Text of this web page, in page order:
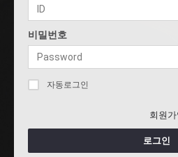
비밀번호
자동로그인
회원가
로그인